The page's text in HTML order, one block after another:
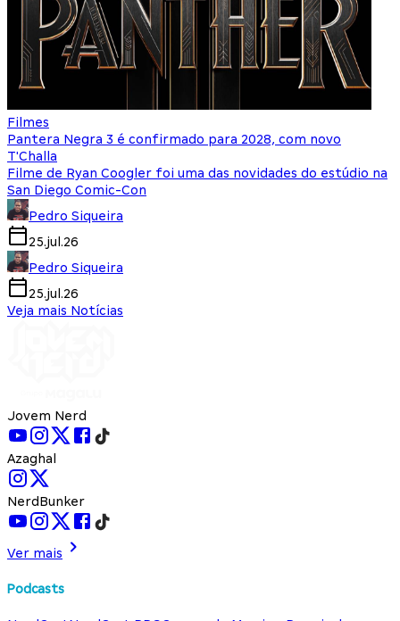
Filmes
Pantera Negra 3 é confirmado para 2028, com novo
T'Challa
Filme de Ryan Coogler foi uma das novidades do estúdio na
San Diego Comic-Con
Pedro Siqueira
25.jul.26
Pedro Siqueira
25.jul.26
Veja mais Notícias
Jovem Nerd
Azaghal
NerdBunker
Ver mais
Podcasts